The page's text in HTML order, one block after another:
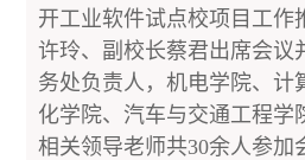
开工业软件试点校项目工作
许玲、副校长蔡君出席会议
务处负责人，机电学院、计
化学院、汽车与交通工程学
相关领导老师共30余人参加